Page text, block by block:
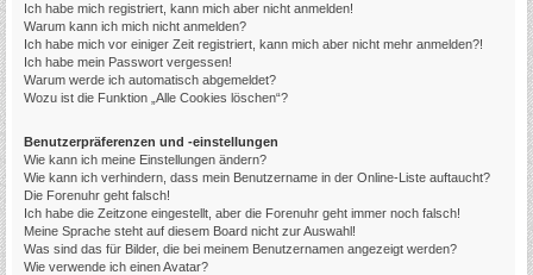
Ich habe mich registriert, kann mich aber nicht anmelden!
Warum kann ich mich nicht anmelden?
Ich habe mich vor einiger Zeit registriert, kann mich aber nicht mehr anmelden?!
Ich habe mein Passwort vergessen!
Warum werde ich automatisch abgemeldet?
Wozu ist die Funktion „Alle Cookies löschen“?
Benutzerpräferenzen und -einstellungen
Wie kann ich meine Einstellungen ändern?
Wie kann ich verhindern, dass mein Benutzername in der Online-Liste auftaucht?
Die Forenuhr geht falsch!
Ich habe die Zeitzone eingestellt, aber die Forenuhr geht immer noch falsch!
Meine Sprache steht auf diesem Board nicht zur Auswahl!
Was sind das für Bilder, die bei meinem Benutzernamen angezeigt werden?
Wie verwende ich einen Avatar?